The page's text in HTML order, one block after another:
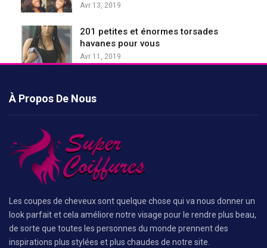
Avr 13, 2019
201 petites et énormes torsades
havanes pour vous
Avr 11, 2019
À Propos De Nous
Les coupes de cheveux sont quelque chose qui va nous donner un
look parfait et cela améliore notre visage pour le rendre plus beau,
de sorte que toutes les personnes du monde prennent des
inspirations plus stylées et plus chaudes de notre site.